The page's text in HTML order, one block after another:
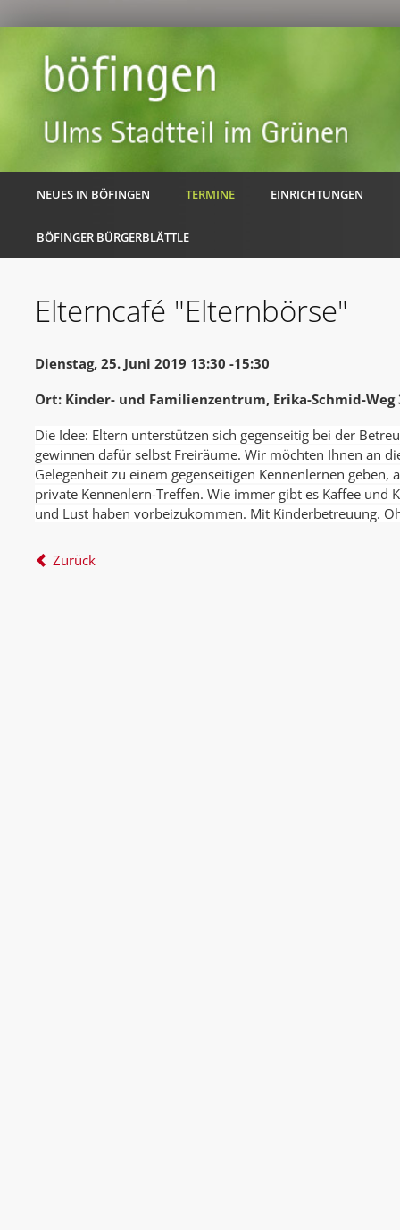
NEUES IN BÖFINGEN TERMINE EINRICHTUNGEN
BÖFINGER BÜRGERBLÄTTLE
Elterncafé "Elternbörse"
Dienstag, 25. Juni 2019 13:30 -15:30
Ort: Kinder- und Familienzentrum, Erika-Schmid-Weg
Die Idee: Eltern unterstützen sich gegenseitig bei der
gewinnen dafür selbst Freiräume. Wir möchten Ihnen an
Gelegenheit zu einem gegenseitigen Kennenlernen geben,
private Kennenlern-Treffen. Wie immer gibt es Kaffee und
und Lust haben vorbeizukommen. Mit Kinderbetreuung.
Zurück